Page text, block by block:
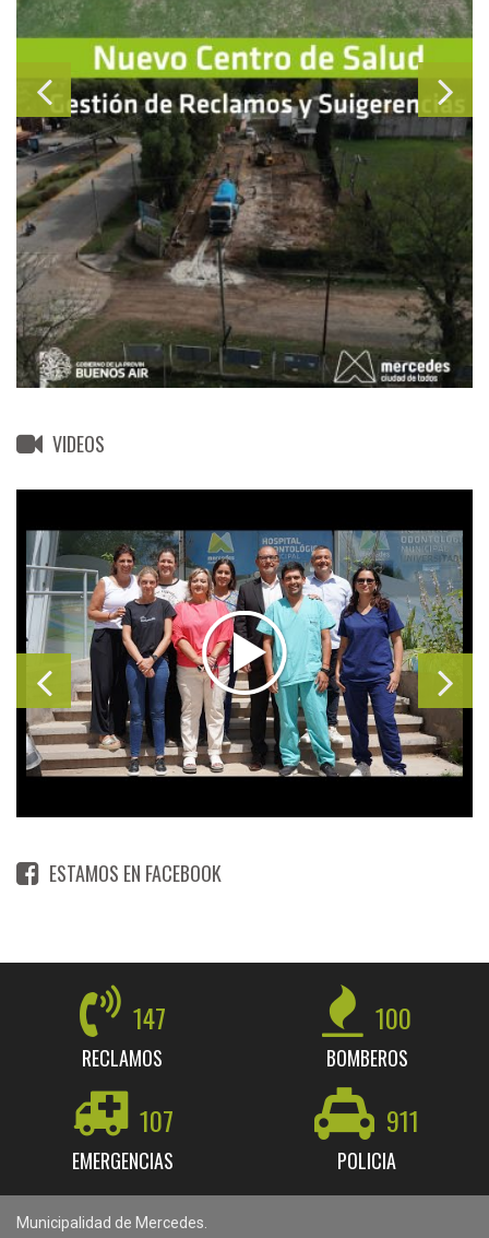
VIDEOS
ESTAMOS EN FACEBOOK
147
RECLAMOS
100
BOMBEROS
107
EMERGENCIAS
911
POLICIA
Municipalidad de Mercedes.